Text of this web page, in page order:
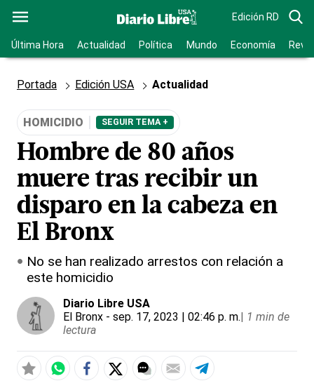
Edición RD
Última Hora Actualidad Política Mundo Economía
Portada Edición USA Actualidad
HOMICIDIO SEGUIR TEMA +
Hombre de 80 años
muere tras recibir un
disparo en la cabeza en
El Bronx
No se han realizado arrestos con relación a
este homicidio
Diario Libre USA
El Bronx - sep. 17, 2023 | 02:46 p. m.| 1 min de
lectura